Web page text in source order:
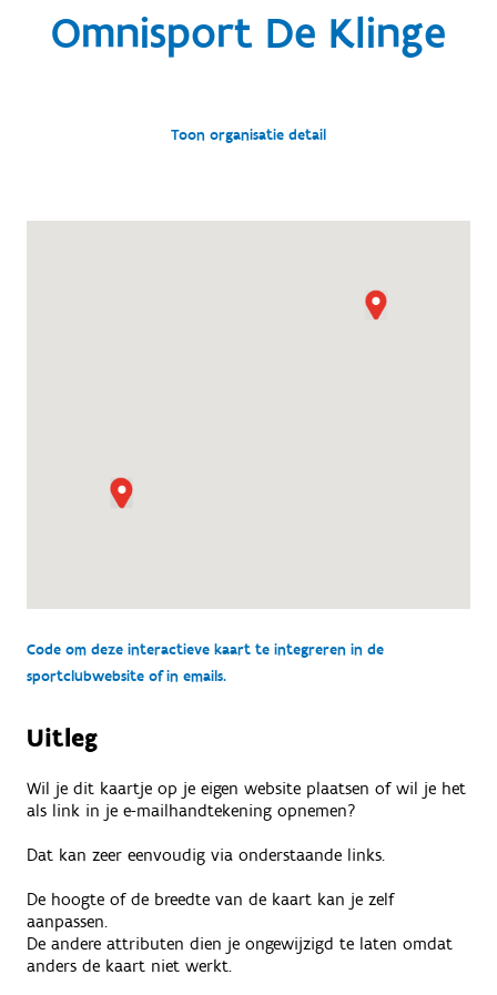
Omnisport De Klinge
Toon organisatie detail
Code om deze interactieve kaart te integreren in de
sportclubwebsite of in emails.
Uitleg
Wil je dit kaartje op je eigen website plaatsen of wil je het
als link in je e-mailhandtekening opnemen?
Dat kan zeer eenvoudig via onderstaande links.
De hoogte of de breedte van de kaart kan je zelf
aanpassen.
De andere attributen dien je ongewijzigd te laten omdat
anders de kaart niet werkt.